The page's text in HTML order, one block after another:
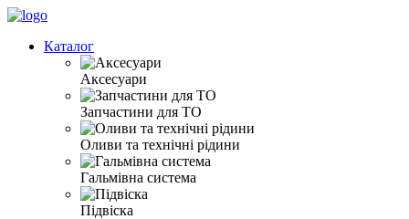
Каталог
Аксесуари
Запчастини для ТО
Оливи та технічні рідини
Гальмівна система
Підвіска